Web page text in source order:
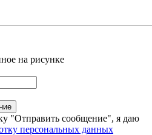
на рисунке
"Отправить сообщение", я даю
персональных данных